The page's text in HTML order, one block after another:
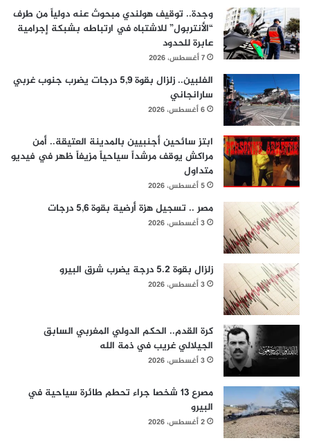
وجدة.. توقيف هولندي مبحوث عنه دولياً من طرف
“الأنتربول” للاشتباه في ارتباطه بشبكة إجرامية
عابرة للحدود
7 أغسطس، 2026
الفلبين.. زلزال بقوة 5,9 درجات يضرب جنوب غربي
سارانجاني
6 أغسطس، 2026
ابتز سائحين أجنبيين بالمدينة العتيقة.. أمن
مراكش يوقف مرشداً سياحياً مزيفاً ظهر في فيديو
متداول
5 أغسطس، 2026
مصر .. تسجيل هزة أرضية بقوة 5,6 درجات
3 أغسطس، 2026
زلزال بقوة 5.2 درجة يضرب شرق البيرو
3 أغسطس، 2026
كرة القدم.. الحكم الدولي المغربي السابق
الجيلالي غريب في ذمة الله
3 أغسطس، 2026
مصرع 13 شخصا جراء تحطم طائرة سياحية في
البيرو
2 أغسطس، 2026